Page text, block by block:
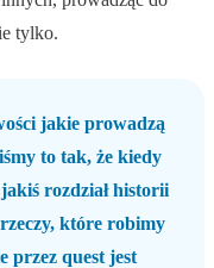
tylko.
jakie prowadzą
to tak, że kiedy
rozdział historii
które robimy
przez quest jest